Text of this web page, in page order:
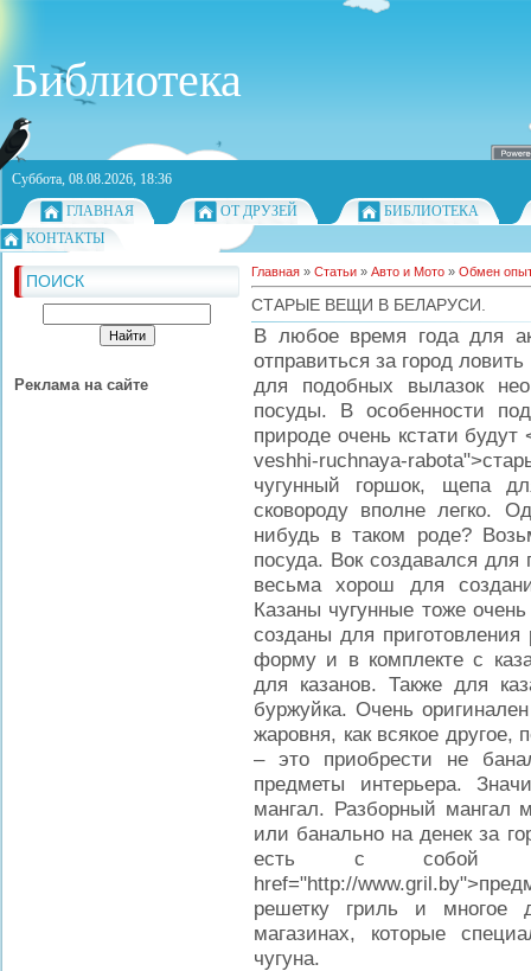
Библиотека
Суббота, 08.08.2026, 18:36
ГЛАВНАЯ
ОТ ДРУЗЕЙ
БИБЛИОТЕКА
КОНТАКТЫ
ПОИСК
Реклама на сайте
Главная » Статьи » Авто и Мото » Обмен
СТАРЫЕ ВЕЩИ В БЕЛАРУСИ.
В любое время года для
отправиться за город
для подобных вылазок
посуды. В особенности
природе очень кстати
veshhi-ruchnaya-
чугунный горшок, щепа
сковороду вполне легко.
нибудь в таком роде?
посуда. Вок создавался для
весьма хорош для
Казаны чугунные тоже
созданы для
форму и в комплекте с
для казанов. Также для
буржуйка. Очень
жаровня, как всякое другое,
– это приобрести не
предметы интерьера.
мангал. Разборный мангал
или банально на денек за
есть с собой
href="http://
решетку гриль и многое
магазинах, которые
чугуна.